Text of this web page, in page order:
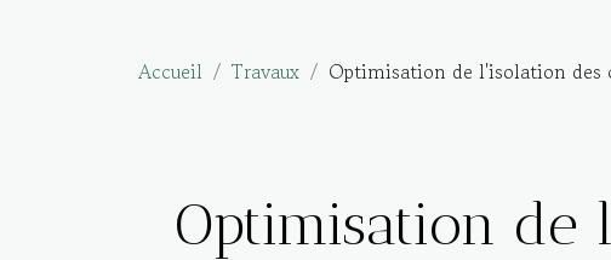
Accueil Travaux Optimisation de l'isolation des
Optimisation de